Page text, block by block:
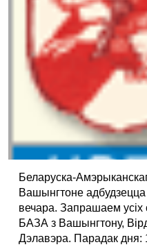
Беларуска-
Вашынгтоне адбудзецца
вечара. Запрашаем усіх
БАЗА з Вашынгтону,
Дэлавэра. Парадак дня: